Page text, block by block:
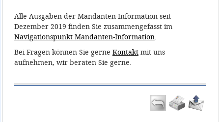
Alle Ausgaben der Mandanten-Information seit
Dezember 2019 finden Sie zusammengefasst im
Navigationspunkt Mandanten-Information.
Bei Fragen können Sie gerne Kontaktmit uns
aufnehmen, wir beraten Sie gerne.